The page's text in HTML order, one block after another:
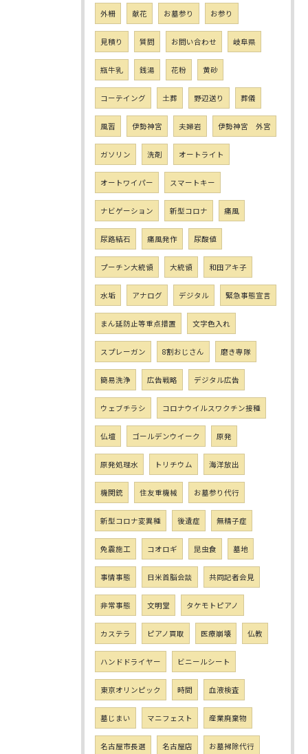
外柵 献花 お墓参り お参り
見積り 質問 お問い合わせ 岐阜県
瓶牛乳 銭湯 花粉 黄砂
コーテイング 土葬 野辺送り 葬儀
風習 伊勢神宮 夫婦岩 伊勢神宮 外宮
ガソリン 洗剤 オートライト
オートワイパー スマートキー
ナビゲーション 新型コロナ 痛風
尿路結石 痛風発作 尿酸値
プーチン大統領 大統領 和田アキ子
水垢 アナログ デジタル 緊急事態宣言
まん延防止等重点措置 文字色入れ
スプレーガン 8割おじさん 磨き専隊
簡易洗浄 広告戦略 デジタル広告
ウェブチラシ コロナウイルスワクチン接種
仏壇 ゴールデンウイーク 原発
原発処理水 トリチウム 海洋放出
機関銃 住友重機械 お墓参り代行
新型コロナ変異種 後遺症 無精子症
免震施工 コオロギ 昆虫食 墓地
事情事態 日米首脳会談 共同記者会見
非常事態 文明堂 タケモトピアノ
カステラ ピアノ買取 医療崩壊 仏教
ハンドドライヤー ビニールシート
東京オリンピック 時間 血液検査
墓じまい マニフェスト 産業廃棄物
名古屋市長選 名古屋店 お墓掃除代行